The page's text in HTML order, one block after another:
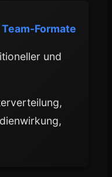
Team-Formate
und